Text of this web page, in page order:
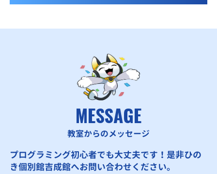
MESSAGE
教室からのメッセージ
プログラミング初心者でも大丈夫です！是非ひの
き個別館吉成館へお問い合わせください。